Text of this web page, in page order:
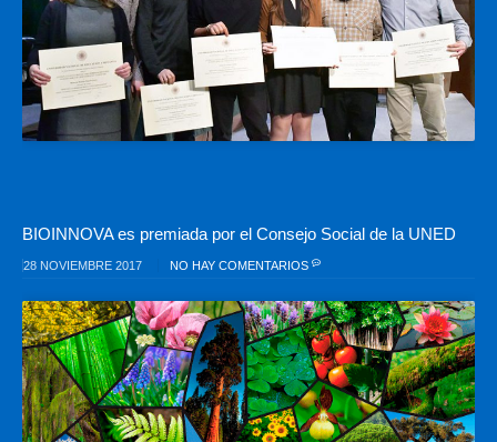
BIOINNOVA es premiada por el Consejo Social de la UNED
28 NOVIEMBRE 2017 NO HAY COMENTARIOS